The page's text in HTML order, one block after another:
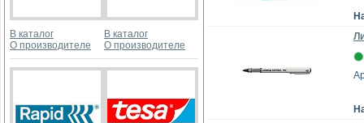
В каталог
О производителе
В каталог
О производителе